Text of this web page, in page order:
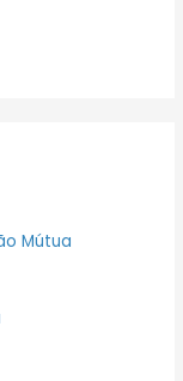
Mútua